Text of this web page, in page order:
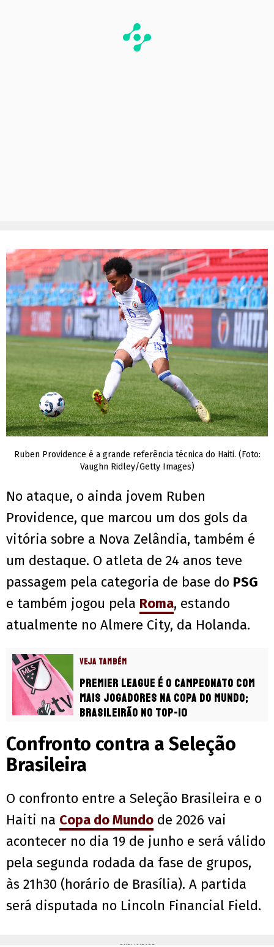
Ruben Providence é a grande referência técnica do Haiti. (Foto:
Vaughn Ridley/Getty Images)
No ataque, o ainda jovem Ruben
Providence, que marcou um dos gols da
vitória sobre a Nova Zelândia, também é
um destaque. O atleta de 24 anos teve
passagem pela categoria de base do PSG
e também jogou pela Roma, estando
atualmente no Almere City, da Holanda.
VEJA TAMBÉM
Premier League é o campeonato com
mais jogadores na Copa do Mundo;
Brasileirão no top-10
Confronto contra a Seleção
Brasileira
O confronto entre a Seleção Brasileira e o
Haiti na Copa do Mundo de 2026 vai
acontecer no dia 19 de junho e será válido
pela segunda rodada da fase de grupos,
às 21h30 (horário de Brasília). A partida
será disputada no Lincoln Financial Field.